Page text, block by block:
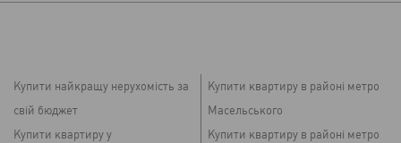
Купити найкращу нерухомість за
свій бюджет
Купити квартиру у
Купити квартиру в районі метро
Масельського
Купити квартиру в районі метро